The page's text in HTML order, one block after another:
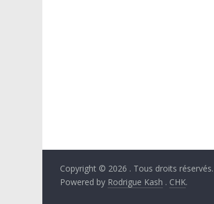
Copyright © 2026 . Tous droits réservés.
Powered by Rodrigue Kash . CHK.